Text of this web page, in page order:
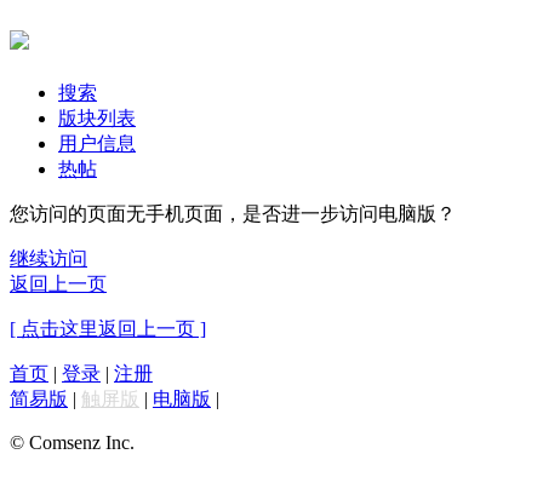
搜索
版块列表
用户信息
热帖
您访问的页面无手机页面，是否进一步访问电脑版？
继续访问
返回上一页
[ 点击这里返回上一页 ]
首页 | 登录 | 注册
简易版 | 触屏版 | 电脑版 |
© Comsenz Inc.